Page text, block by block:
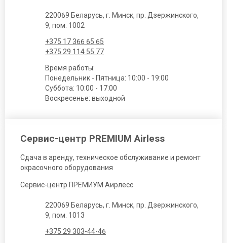
220069 Беларусь, г. Минск, пр. Дзержинского,
9, пом. 1002
+375 17 366 65 65
+375 29 114 55 77
Время работы:
Понедельник - Пятница: 10:00 - 19:00
Суббота: 10:00 - 17:00
Воскресенье: выходной
Сервис-центр PREMIUM Airless
Сдача в аренду, техническое обслуживание и ремонт
окрасочного оборудования
Сервис-центр ПРЕМИУМ Аирлесс
220069 Беларусь, г. Минск, пр. Дзержинского,
9, пом. 1013
+375 29 303-44-46